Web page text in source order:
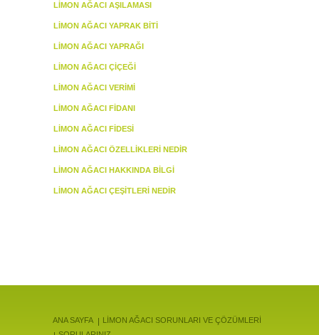
LIMON AĞACI AŞILAMASI
LIMON AĞACI YAPRAK BITI
LIMON AĞACI YAPRAĞI
LIMON AĞACI ÇIÇEĞI
LIMON AĞACI VERIMI
LIMON AĞACI FIDANI
LIMON AĞACI FIDESI
LIMON AĞACI ÖZELLIKLERI NEDIR
LIMON AĞACI HAKKINDA BILGI
LIMON AĞACI ÇEŞITLERI NEDIR
ANA SAYFA
LİMON AĞACI SORUNLARI VE ÇÖZÜMLERİ